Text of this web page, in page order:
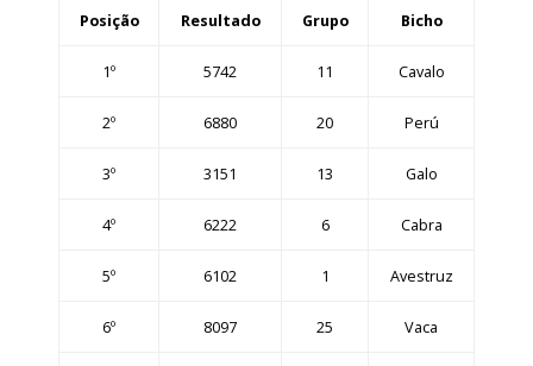
Posição Resultado Grupo Bicho
1º 5742 11 Cavalo
2º 6880 20 Perú
3º 3151 13 Galo
4º 6222 6 Cabra
5º 6102 1 Avestruz
6º 8097 25 Vaca